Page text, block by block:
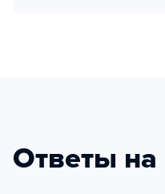
Ответы